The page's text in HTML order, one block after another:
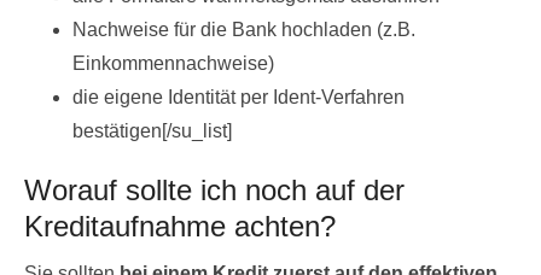
Nachweise für die Bank hochladen (z.B.
Einkommennachweise)
die eigene Identität per Ident-Verfahren
bestätigen[/su_list]
Worauf sollte ich noch auf der
Kreditaufnahme achten?